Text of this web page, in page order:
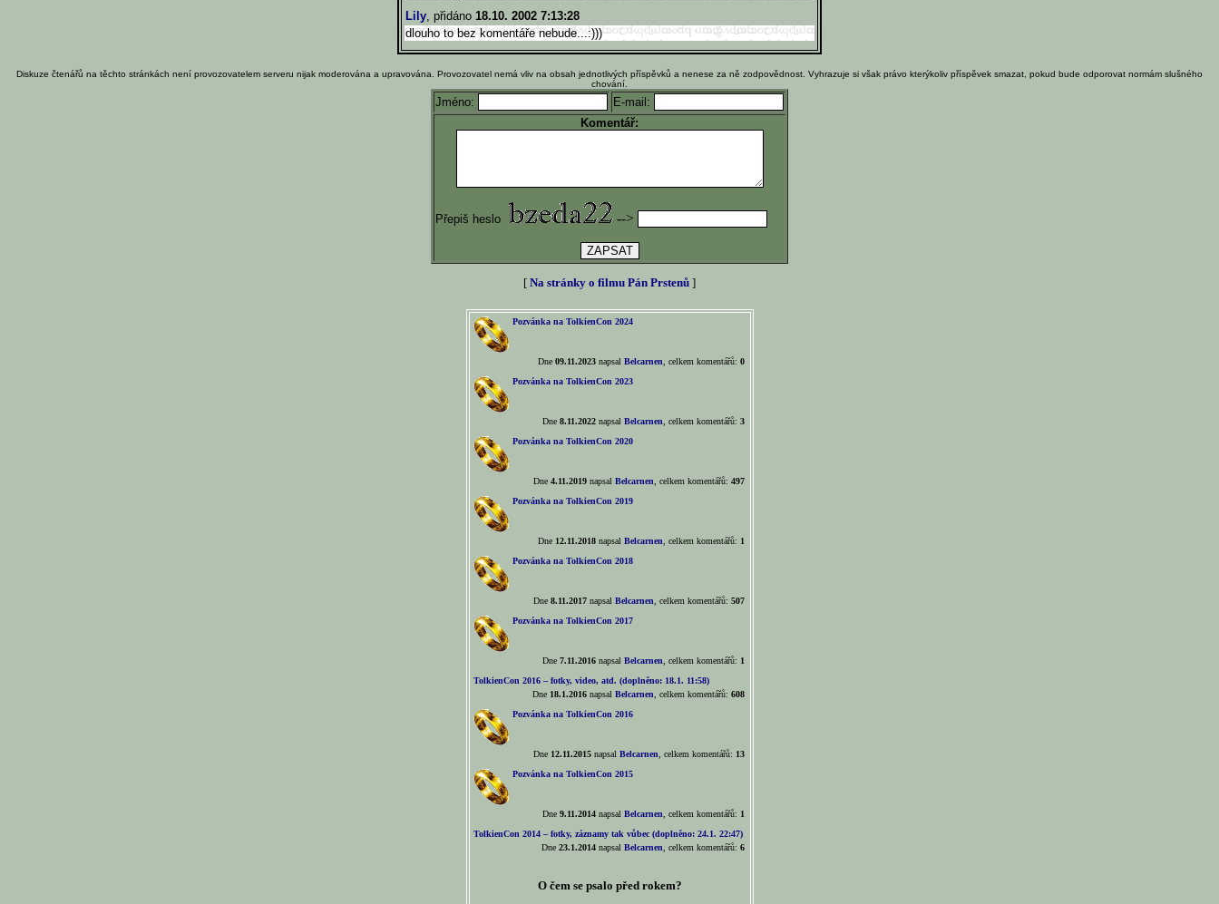
Lily, přidáno 18.10. 2002 7:13:28
dlouho to bez komentáře nebude...:)))
Diskuze čtenářů na těchto stránkách není provozovatelem serveru nijak moderována a upravována. Provozovatel nemá vliv na obsah jednotlivých příspěvků a nenese za ně zodpovědnost. Vyhrazuje si však právo kterýkoliv příspěvek smazat, pokud bude odporovat normám slušného
chování.
Jméno:
E-mail:
Komentář:
Přepiš heslo -->
[ Na stránky o filmu Pán Prstenů ]
Pozvánka na TolkienCon 2024
Dne 09.11.2023napsal Belcarnen , celkem komentářů: 0
Pozvánka na TolkienCon 2023
Dne 8.11.2022napsal Belcarnen , celkem komentářů: 3
Pozvánka na TolkienCon 2020
Dne 4.11.2019napsal Belcarnen , celkem komentářů: 497
Pozvánka na TolkienCon 2019
Dne 12.11.2018napsal Belcarnen , celkem komentářů: 1
Pozvánka na TolkienCon 2018
Dne 8.11.2017napsal Belcarnen , celkem komentářů: 507
Pozvánka na TolkienCon 2017
Dne 7.11.2016napsal Belcarnen , celkem komentářů: 1
TolkienCon 2016 – fotky, video, atd. (doplněno: 18.1. 11:58)
Dne 18.1.2016napsal Belcarnen , celkem komentářů: 608
Pozvánka na TolkienCon 2016
Dne 12.11.2015napsal Belcarnen , celkem komentářů: 13
Pozvánka na TolkienCon 2015
Dne 9.11.2014napsal Belcarnen , celkem komentářů: 1
TolkienCon 2014 – fotky, záznamy tak vůbec (doplněno: 24.1. 22:47)
Dne 23.1.2014napsal Belcarnen , celkem komentářů: 6
O čem se psalo před rokem?